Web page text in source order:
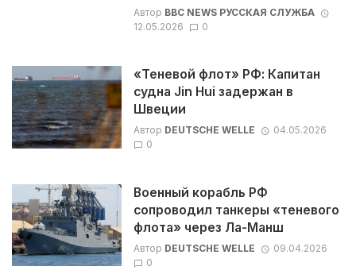
Автор BBC NEWS РУССКАЯ СЛУЖБА
12.05.2026
0
«Теневой флот» РФ: Капитан
судна Jin Hui задержан в
Швеции
Автор DEUTSCHE WELLE
04.05.2026
0
Военный корабль РФ
сопроводил танкеры «теневого
флота» через Ла-Манш
Автор DEUTSCHE WELLE
09.04.2026
0